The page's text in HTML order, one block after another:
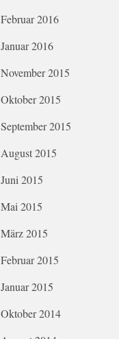
Februar 2016
Januar 2016
November 2015
Oktober 2015
September 2015
August 2015
Juni 2015
Mai 2015
März 2015
Februar 2015
Januar 2015
Oktober 2014